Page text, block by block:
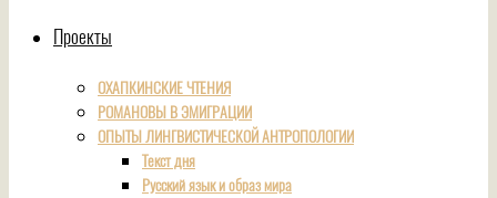
Проекты
ОХАПКИНСКИЕ ЧТЕНИЯ
РОМАНОВЫ В ЭМИГРАЦИИ
ОПЫТЫ ЛИНГВИСТИЧЕСКОЙ АНТРОПОЛОГИИ
Текст дня
Русский язык и образ мира